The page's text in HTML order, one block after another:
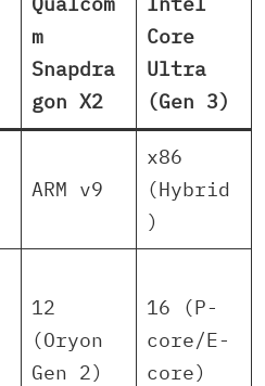
m
Snapdra
gon X2
Core
Ultra
(Gen 3)
ARM v9
x86
(Hybrid
)
12
(Oryon
Gen 2)
16 (P-
core/E-
core)